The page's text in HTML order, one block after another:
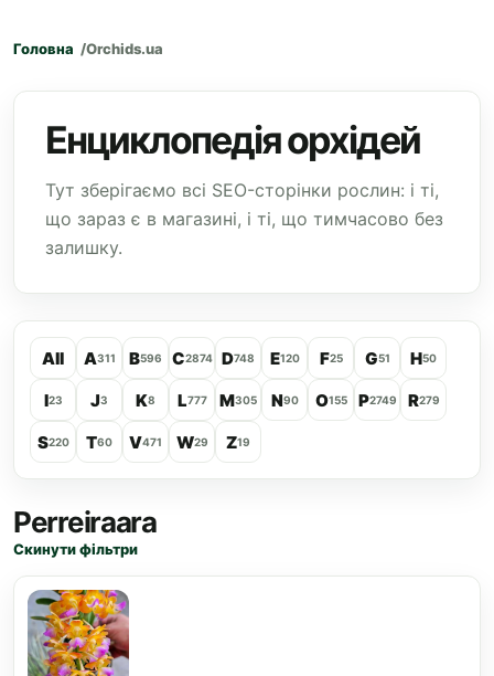
Головна Orchids.ua
Енциклопедія орхідей
Тут зберігаємо всі SEO-сторінки рослин: і ті,
що зараз є в магазині, і ті, що тимчасово без
залишку.
All A311 B596 C2874 D748 E120 F25 G51 H50
I23 J3 K8 L777 M305 N90 O155 P2749 R279
S220 T60 V471 W29 Z19
Perreiraara
Скинути фільтри